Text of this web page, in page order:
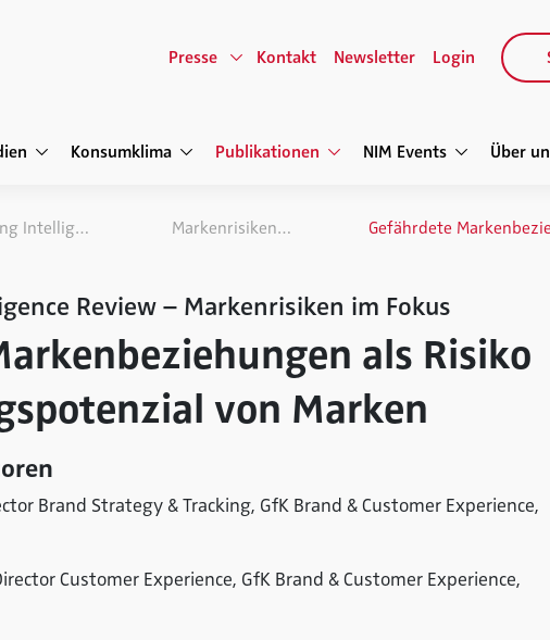
Konsumklima Publikationen NIM Events Über
Presse Kontakt Newsletter Login
NIM Marketing Intelligence Review Markenrisiken im Fokus
Review – Markenrisiken im Fokus
als Risiko
von Marken
Brand Strategy & Tracking, GfK Brand & Customer Experience,
Customer Experience, GfK Brand & Customer Experience,